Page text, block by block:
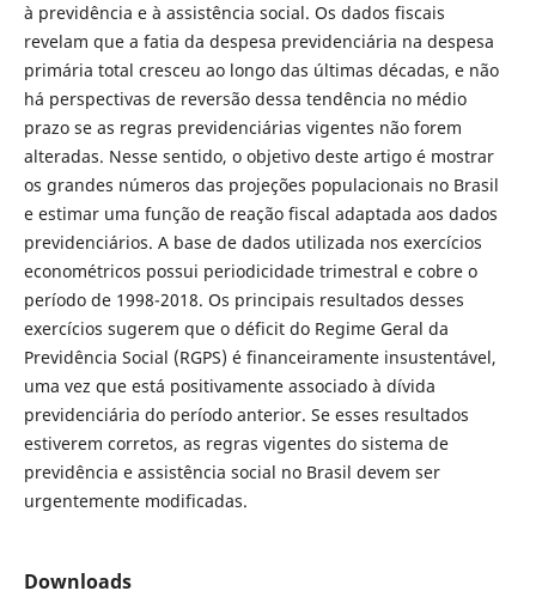
à previdência e à assistência social. Os dados fiscais
revelam que a fatia da despesa previdenciária na despesa
primária total cresceu ao longo das últimas décadas, e não
há perspectivas de reversão dessa tendência no médio
prazo se as regras previdenciárias vigentes não forem
alteradas. Nesse sentido, o objetivo deste artigo é mostrar
os grandes números das projeções populacionais no Brasil
e estimar uma função de reação fiscal adaptada aos dados
previdenciários. A base de dados utilizada nos exercícios
econométricos possui periodicidade trimestral e cobre o
período de 1998-2018. Os principais resultados desses
exercícios sugerem que o déficit do Regime Geral da
Previdência Social (RGPS) é financeiramente insustentável,
uma vez que está positivamente associado à dívida
previdenciária do período anterior. Se esses resultados
estiverem corretos, as regras vigentes do sistema de
previdência e assistência social no Brasil devem ser
urgentemente modificadas.
Downloads